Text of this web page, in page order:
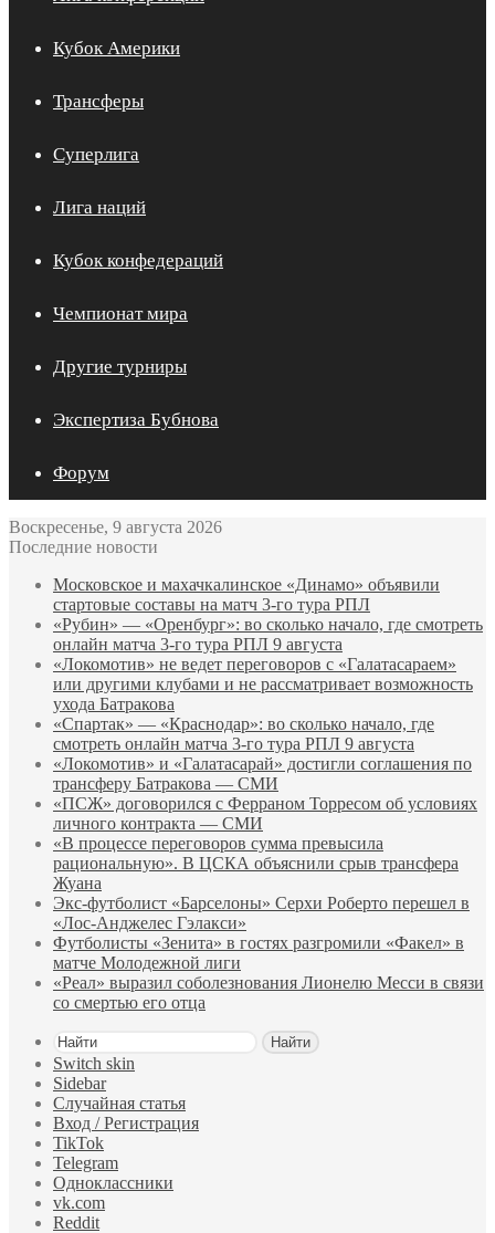
Кубок Америки
Трансферы
Суперлига
Лига наций
Кубок конфедераций
Чемпионат мира
Другие турниры
Экспертиза Бубнова
Форум
Воскресенье, 9 августа 2026
Последние новости
Московское и махачкалинское «Динамо» объявили
стартовые составы на матч 3‑го тура РПЛ
«Рубин» — «Оренбург»: во сколько начало, где смотреть
онлайн матча 3‑го тура РПЛ 9 августа
«Локомотив» не ведет переговоров с «Галатасараем»
или другими клубами и не рассматривает возможность
ухода Батракова
«Спартак» — «Краснодар»: во сколько начало, где
смотреть онлайн матча 3‑го тура РПЛ 9 августа
«Локомотив» и «Галатасарай» достигли соглашения по
трансферу Батракова — СМИ
«ПСЖ» договорился с Ферраном Торресом об условиях
личного контракта — СМИ
«В процессе переговоров сумма превысила
рациональную». В ЦСКА объяснили срыв трансфера
Жуана
Экс‑футболист «Барселоны» Серхи Роберто перешел в
«Лос‑Анджелес Гэлакси»
Футболисты «Зенита» в гостях разгромили «Факел» в
матче Молодежной лиги
«Реал» выразил соболезнования Лионелю Месси в связи
со смертью его отца
Найти
Switch skin
Sidebar
Случайная статья
Вход / Регистрация
TikTok
Telegram
Одноклассники
vk.com
Reddit